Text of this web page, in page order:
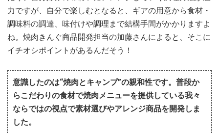
力ですが、自分で楽しむとなると、ギアの用意から食材・
調味料の調達、味付けや調理まで結構手間がかかりますよ
ね。焼肉きんぐ商品開発担当の加藤さんによると、そこに
イチオシポイントがあるんだそう！
意識したのは“焼肉とキャンプ”の親和性です。 普段か
らこだわりの食材で焼肉メニューを提供している我々
ならではの視点で素材選びやアレンジ商品を開発しま
した。